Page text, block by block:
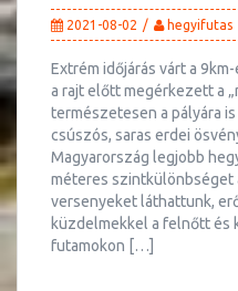
2021-08-02 hegyifutas
Extrém időjárás várt a
a rajt előtt megérkezett a
természetesen a pályára
csúszós, saras erdei
Magyarország legjobb
méteres szintkülönbséget
versenyeket láthattunk,
küzdelmekkel a felnőtt és
futamokon […]